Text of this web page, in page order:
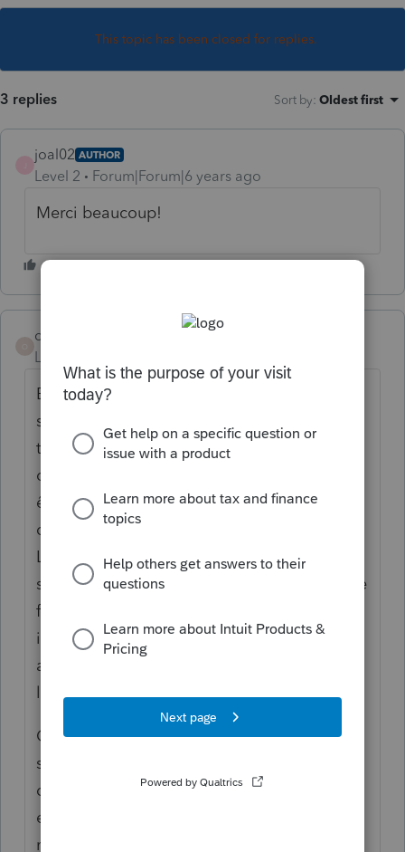
This topic has been closed for replies.
3 replies Sort by: Oldest first
joal02 AUTHOR
Level 2 Forum|Forum|6 years ago
Merci beaucoup!
ouelletteccompta
Level 3
Bonjour, c'est ce qu'on appelle une
séparation involontaire. Il y a un point que
tu peux aussi regarder si le fait que tes
clients vivent séparément leur permet peut-
être à un ou l'autre ou même aux deux
d'obtenir le supplément de revenu garanti.
Le formulaire à remplir, SC ISP-3040
s'appelle: déclaration époux ou conjoints de
fait vivant séparément pour des raisons
indépendantes de leur volonté. Tu dois faire
accepter par le gouvernement fédéral à
l'aide de ce formulaire.
Critères pour avoir droit de déclarer une
séparation involontaire: Un des conjoints
doit avoir au moins 65 ans, recevoir la PSV
et de plus, il doit exister des raisons d'ordre
médical ou économique qui font en sorte